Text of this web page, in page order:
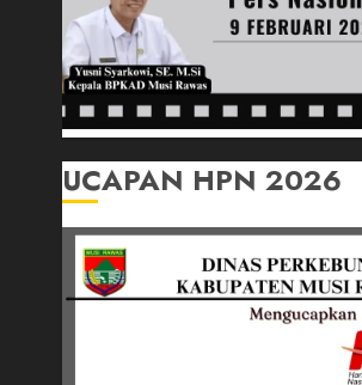
UCAPAN HPN 2026